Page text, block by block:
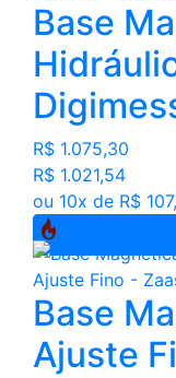
Base
R$ 1.075,30
R$ 1.021,54
ou 10x de R$
Base
Ajuste